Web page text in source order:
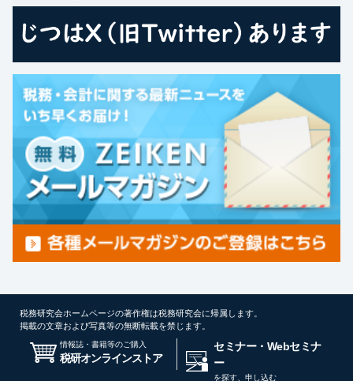
税務研究会ホームページの著作権は税務研究会に帰属します。
掲載の文章および写真等の無断転載を禁じます。
情報誌・書籍等のご購入
税研オンラインストア
セミナー・Webセミナ
ー
を探す、申し込む